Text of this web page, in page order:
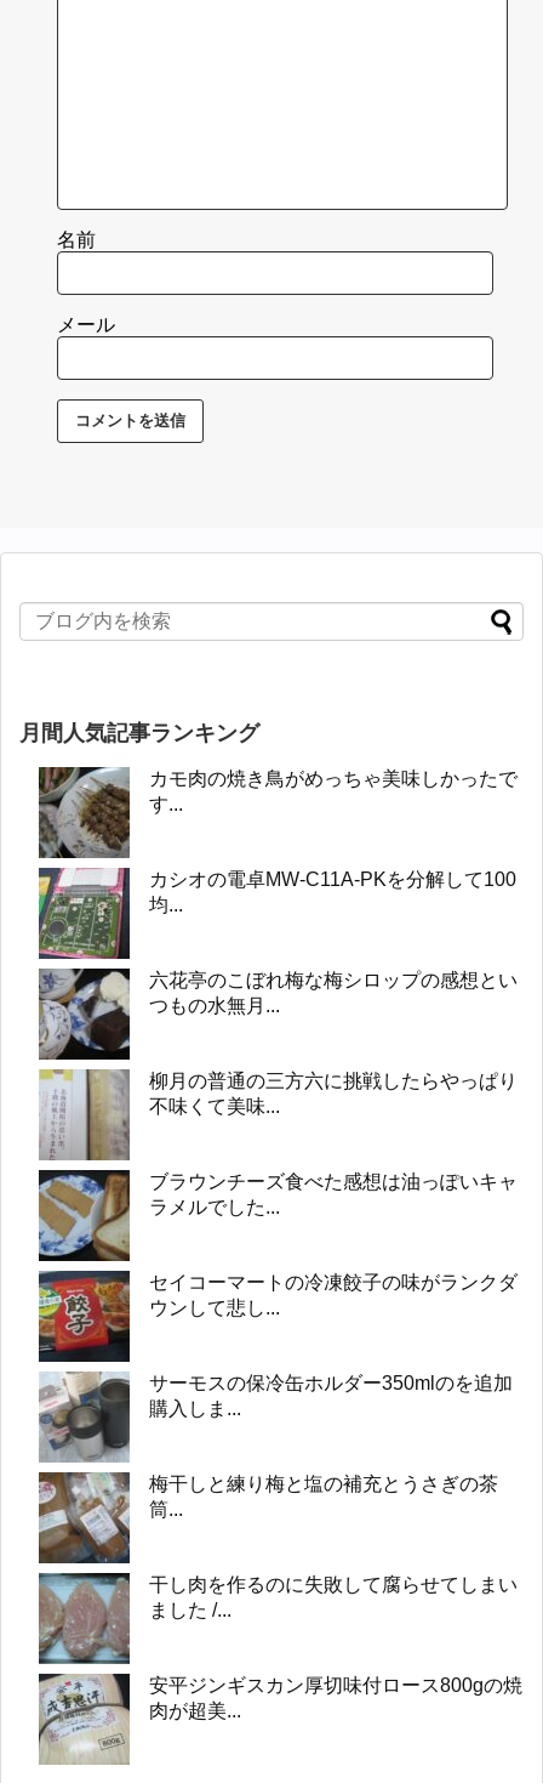
名前
メール
月間人気記事ランキング
カモ肉の焼き鳥がめっちゃ美味しかったで
す...
カシオの電卓MW-C11A-PKを分解して100
均...
六花亭のこぼれ梅な梅シロップの感想とい
つもの水無月...
柳月の普通の三方六に挑戦したらやっぱり
不味くて美味...
ブラウンチーズ食べた感想は油っぽいキャ
ラメルでした...
セイコーマートの冷凍餃子の味がランクダ
ウンして悲し...
サーモスの保冷缶ホルダー350mlのを追加
購入しま...
梅干しと練り梅と塩の補充とうさぎの茶
筒...
干し肉を作るのに失敗して腐らせてしまい
ました /...
安平ジンギスカン厚切味付ロース800gの焼
肉が超美...